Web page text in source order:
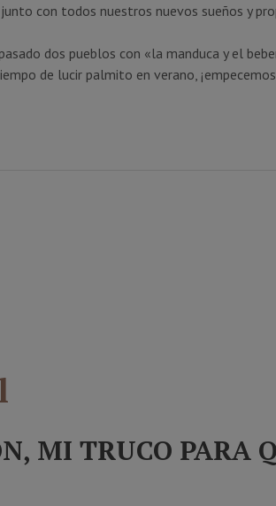
con todos nuestros nuevos sueños y
dos pueblos con «la manduca y el
de lucir palmito en verano,
MI TRUCO PARA